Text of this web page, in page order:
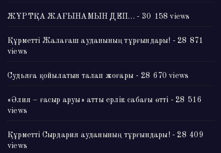
ЖҰРТҚА ЖАҒЫНАМЫН ДЕП… - 30 158 views
Құрметті Жалағаш ауданының тұрғындары! - 28 871
views
Судьяға қойылатын талап жоғары - 28 670 views
«Әлия – ғасыр аруы» атты ерлік сабағы өтті - 28 516
views
Құрметті Сырдария ауданының тұрғындары!- 28 409
views